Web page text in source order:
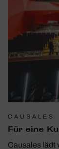
CAUSALES
Für eine
Causales lädt